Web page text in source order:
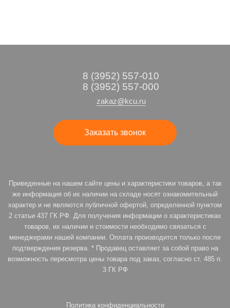
8 (3952) 557-010
8 (3952) 557-000
zakaz@kcu.ru
Заказать звонок
Приведенные на нашем сайте цены и характеристики товаров, а так
же информация об их наличии на складе носят ознакомительный
характер и не являются публичной офертой, определенной пунктом
2 статьи 437 ГК РФ. Для получения информации о характеристиках
товаров, их наличии и стоимости необходимо связаться с
менеджерами нашей компании. Оплата производится только после
подтверждения резерва. * Продавец оставляет за собой право на
возможность пересмотра цены товара под заказ, согласно ст. 485 п.
3 ГК РФ
Политика конфиденциальности